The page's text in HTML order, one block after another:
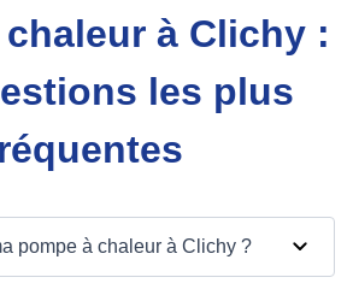
à Clichy :
les plus
pompe à chaleur à Clichy ?